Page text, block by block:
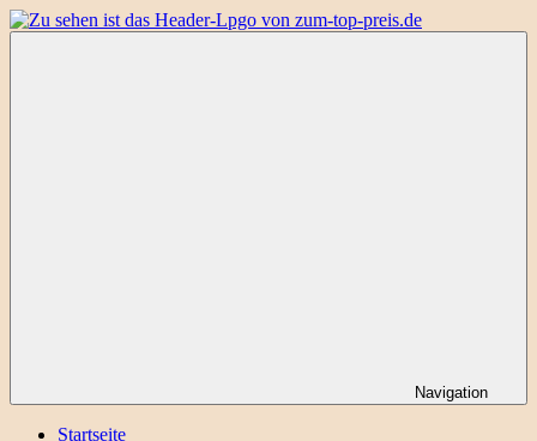
Zum
Inhalt
Navigation
Startseite